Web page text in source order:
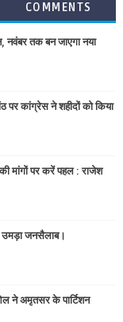
COMMENTS
नवंबर तक बन जाएगा नया
पर कांग्रेस ने शहीदों को किया
मांगों पर करें पहल : राजेश
उमड़ा जनसैलाब।
ने अमृतसर के पार्टिशन